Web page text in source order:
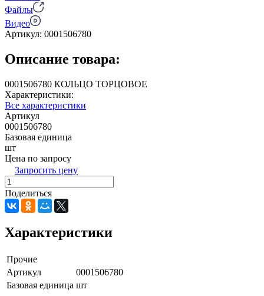
Файлы
Видео
Артикул: 0001506780
Описание товара:
0001506780 КОЛЬЦО ТОРЦОВОЕ
Характеристики:
Все характеристики
Артикул
0001506780
Базовая единица
шт
Цена по запросу
Запросить цену
Поделиться
Характеристики
Прочие
Артикул
0001506780
Базовая единица шт